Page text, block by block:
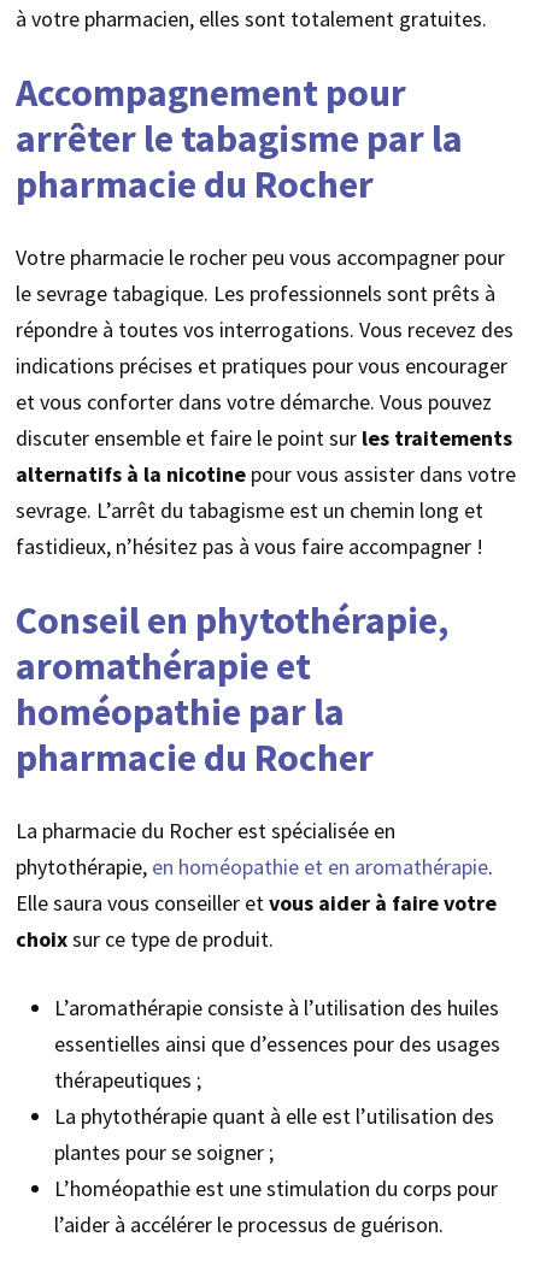
à votre pharmacien, elles sont totalement gratuites.
Accompagnement pour
arrêter le tabagisme par la
pharmacie du Rocher
Votre pharmacie le rocher peu vous accompagner pour
le sevrage tabagique. Les professionnels sont prêts à
répondre à toutes vos interrogations. Vous recevez des
indications précises et pratiques pour vous encourager
et vous conforter dans votre démarche. Vous pouvez
discuter ensemble et faire le point sur les traitements
alternatifs à la nicotine pour vous assister dans votre
sevrage. L’arrêt du tabagisme est un chemin long et
fastidieux, n’hésitez pas à vous faire accompagner !
Conseil en phytothérapie,
aromathérapie et
homéopathie par la
pharmacie du Rocher
La pharmacie du Rocher est spécialisée en
phytothérapie, en homéopathie et en aromathérapie.
Elle saura vous conseiller et vous aider à faire votre
choixsur ce type de produit.
L’aromathérapie consiste à l’utilisation des huiles
essentielles ainsi que d’essences pour des usages
thérapeutiques ;
La phytothérapie quant à elle est l’utilisation des
plantes pour se soigner ;
L’homéopathie est une stimulation du corps pour
l’aider à accélérer le processus de guérison.